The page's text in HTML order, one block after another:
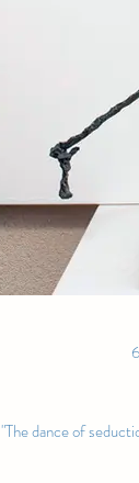
"The dance of